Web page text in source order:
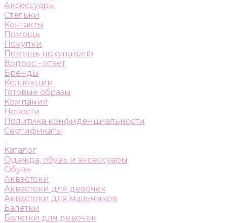
Аксессуары
Стельки
Контакты
Помощь
Покупки
Помощь покупателю
Вопрос - ответ
Бренды
Коллекции
Готовые образы
Компания
Новости
Политика конфиденциальности
Сертификаты
...
Каталог
Одежда, обувь и аксессуары
Обувь
Аквастоки
Аквастоки для девочек
Аквастоки для мальчиков
Балетки
Балетки для девочек